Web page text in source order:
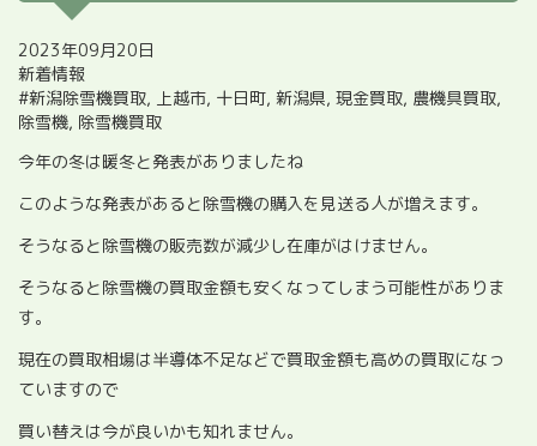
2023年09月20日
新着情報
#新潟除雪機買取, 上越市, 十日町, 新潟県, 現金買取, 農機具買取,
除雪機, 除雪機買取
今年の冬は暖冬と発表がありましたね
このような発表があると除雪機の購入を見送る人が増えます。
そうなると除雪機の販売数が減少し在庫がはけません。
そうなると除雪機の買取金額も安くなってしまう可能性がありま
す。
現在の買取相場は半導体不足などで買取金額も高めの買取になっ
ていますので
買い替えは今が良いかも知れません。